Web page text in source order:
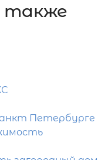
сроки
также
Петербурге